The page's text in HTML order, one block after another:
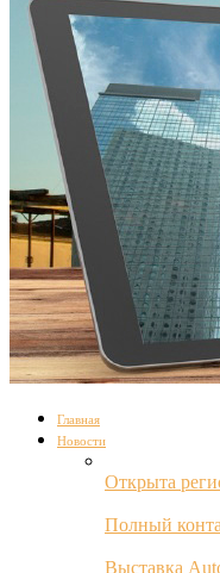
Главная
Новости
Открыта
Полный
Выставка